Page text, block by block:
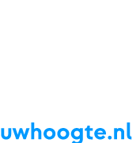
ReviewsLive updatesApp